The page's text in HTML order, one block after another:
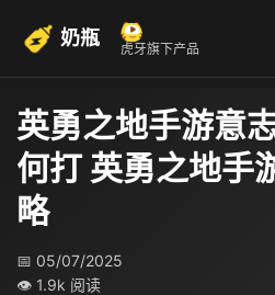
奶瓶 虎牙旗下产品
英勇之地手游意
何打 英勇之地手
略
📅 05/07/2025
👁 1.9k 阅读